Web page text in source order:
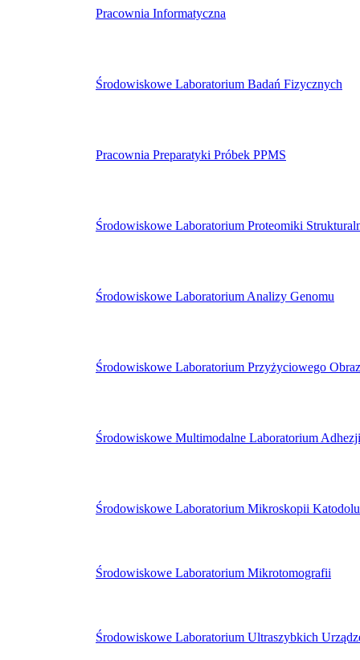
Pracownia Informatyczna
Środowiskowe Laboratorium Badań Fizycznych
Pracownia Preparatyki Próbek PPMS
Środowiskowe Laboratorium Proteomiki
Środowiskowe Laboratorium Analizy Genomu
Środowiskowe Laboratorium Przyżyciowego
Środowiskowe Multimodalne Laboratorium
Środowiskowe Laboratorium Mikroskopii
Środowiskowe Laboratorium Mikrotomografii
Środowiskowe Laboratorium Ultraszybkich